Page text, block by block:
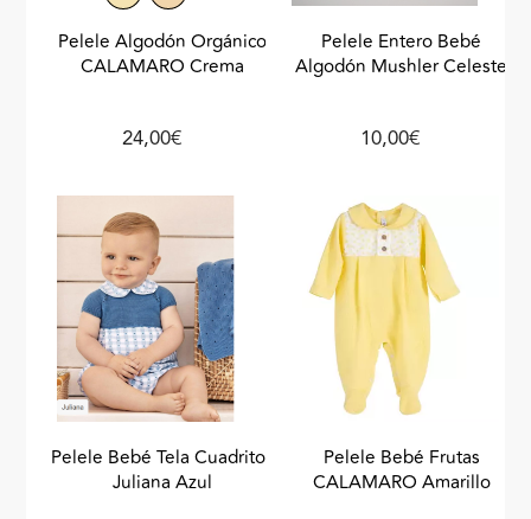
Pelele Algodón Orgánico
CALAMARO Crema
24,00€
Pelele Entero Bebé
Algodón Mushler Celeste
10,00€
Pelele Bebé Tela Cuadritos
Juliana Azul
Pelele Bebé Frutas
CALAMARO Amarillo